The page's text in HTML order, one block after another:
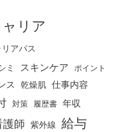
リア
アパス
ミ スキンケア ポイント
ス 乾燥肌 仕事内容
対策 履歴書 年収
護師 紫外線 給与